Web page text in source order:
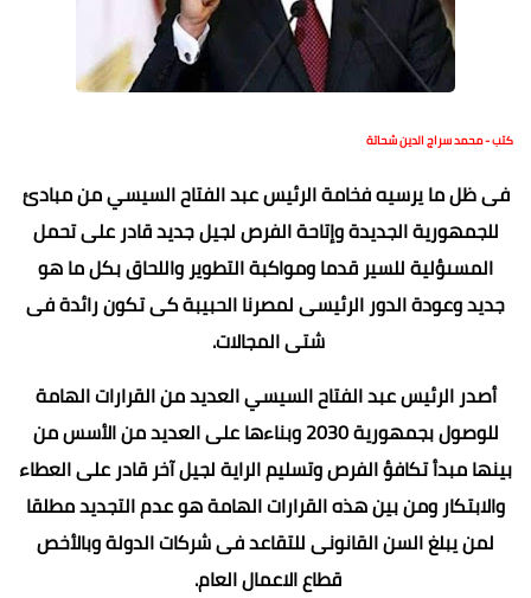
كتب - محمد سراج الدين شحاتة
فى ظل ما يرسيه فخامة الرئيس عبد الفتاح السيسي من مبادئ
للجمهورية الجديدة وإتاحة الفرص لجيل جديد قادر على تحمل
المسىؤلية للسير قدما ومواكبة التطوير واللحاق بكل ما هو
جديد وعودة الدور الرئيسى لمصرنا الحبيبة كى تكون رائدة فى
شتى المجالات.
أصدر الرئيس عبد الفتاح السيسي العديد من القرارات الهامة
للوصول بجمهورية 2030 وبناءها على العديد من الأسس من
بينها مبدأ تكافؤ الفرص وتسليم الراية لجيل آخر قادر على العطاء
والابتكار ومن بين هذه القرارات الهامة هو عدم التجديد مطلقا
لمن يبلغ السن القانونى للتقاعد فى شركات الدولة وبالأخص
قطاع الاعمال العام.